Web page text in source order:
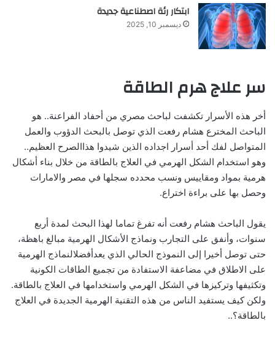
ابتكار رئة اصطناعية جديدة
ديسمبر 10, 2025
سر علاج هرم الطاقة
أخر هذه الأسرار تكشفت لباحث مصري من أحفاد الفراعنة.. هو
الباحث المخترع هشام رفعت الذي توصل بالبحث الدؤوب والعمل
المتواصل لفك أحد أسرار اجداده الذين شيدوا هذاالصرح العظيم..
وهو استخدام الشكل الهرمي في العلاج بالطاقة من خلال بناء أشكال
هرمية بمواد ومقاييس ونسب محدده سجلها في مصر والامارات
وحصل بها على براءة اختراع.
يقول الباحث هشام رفعت أنه تفرغ تماما لهذا البحث لمدة أربع
سنوات، وأنفق على التجارب ونماذج الأشكال الهرمية مبالغ باهظة،
حتى توصل أخيرا إلى النموذج الحالي الذي يعدأفضلالنماذج الهرمية
على الاطلاق في مضاعفة الاستفادة من تجميع الطاقات الكونية
وتكثيفها وتركيزها في الشكل الهرمي واستخدامها في العلاج بالطاقة.
ولكن كيف يستفيد الناس من هذه التقنية الهرمية الجديدة في العلاج
بالطاقة؟..